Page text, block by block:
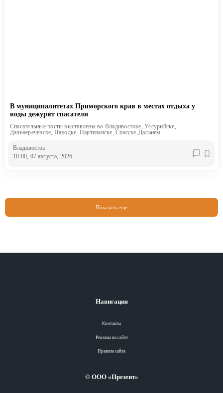
В муниципалитетах Приморского края в местах отдыха у
воды дежурят спасатели
Спасательные посты выставлены во Владивостоке, Уссурийске,
Дальнереченске, Находке, Партизанске, Спасске-Дальнем
Владивосток
18:00, 07 августа, 2026
Показать еще
Навигация
Контакты
Реклама на сайте
Правила сайта
© ООО «Презент»